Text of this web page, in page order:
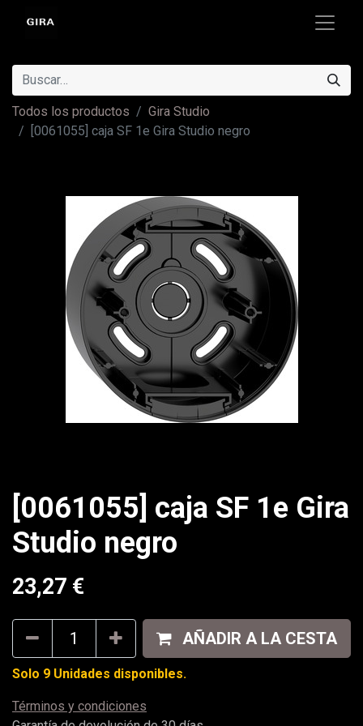
Todos los productos
Gira Studio
[0061055] caja SF 1e Gira Studio negro
[0061055] caja SF 1e Gira
Studio negro
23,27 €
AÑADIR A LA CESTA
Solo 9 Unidades disponibles.
Términos y condiciones